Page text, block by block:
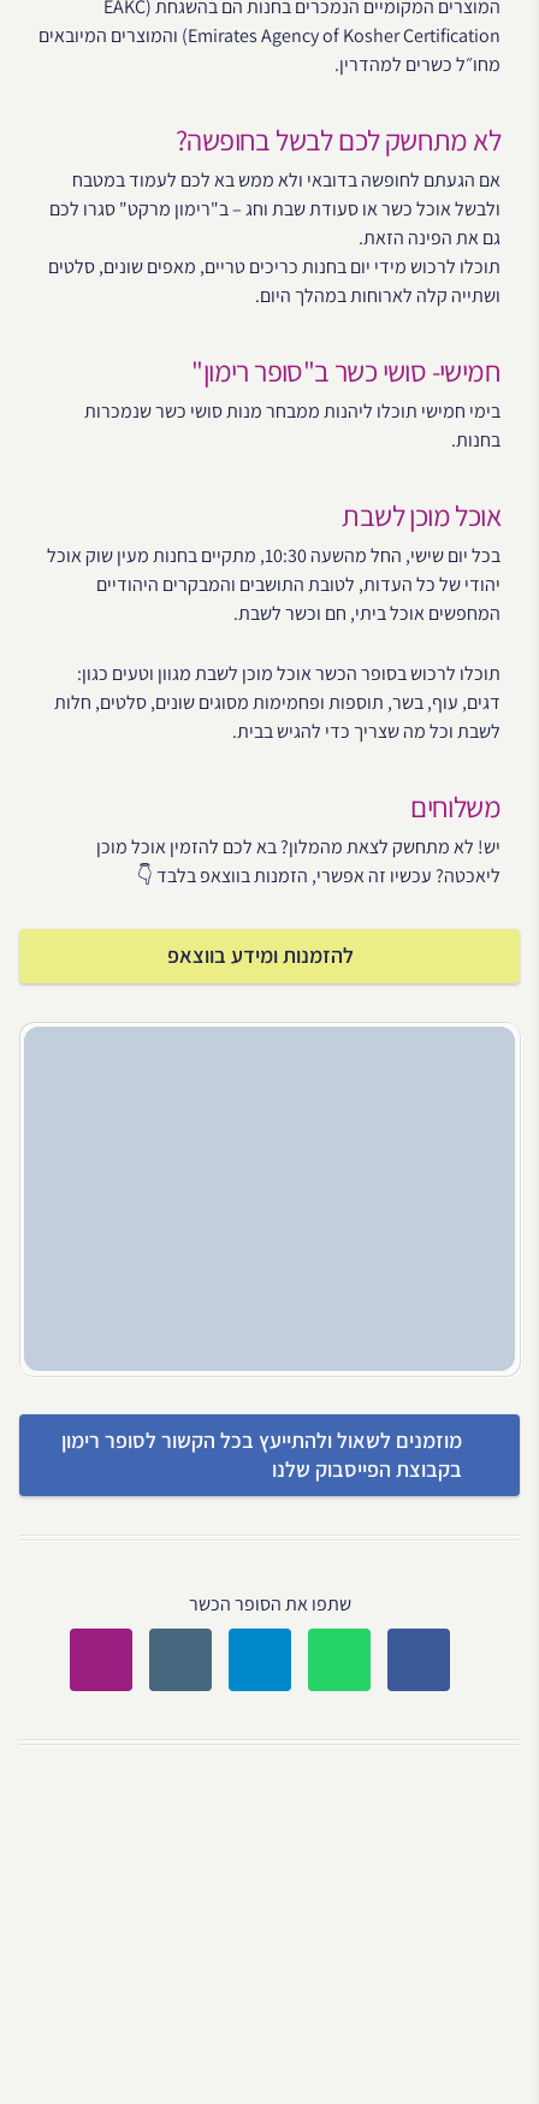
המוצרים המקומיים הנמכרים בחנות הם בהשגחת (EAKC
(Emirates Agency of Kosher Certification והמוצרים המיובאים
מחו״ל כשרים למהדרין.
לא מתחשק לכם לבשל בחופשה?
אם הגעתם לחופשה בדובאי ולא ממש בא לכם לעמוד במטבח
ולבשל אוכל כשר או סעודת שבת וחג – ב"רימון מרקט" סגרו לכם
גם את הפינה הזאת.
תוכלו לרכוש מידי יום בחנות כריכים טריים, מאפים שונים, סלטים
ושתייה קלה לארוחות במהלך היום.
חמישי- סושי כשר ב"סופר רימון"
בימי חמישי תוכלו ליהנות ממבחר מנות סושי כשר שנמכרות
בחנות.
אוכל מוכן לשבת
בכל יום שישי, החל מהשעה 10:30, מתקיים בחנות מעין שוק אוכל
יהודי של כל העדות, לטובת התושבים והמבקרים היהודיים
המחפשים אוכל ביתי, חם וכשר לשבת.
תוכלו לרכוש בסופר הכשר אוכל מוכן לשבת מגוון וטעים כגון:
דגים, עוף, בשר, תוספות ופחמימות מסוגים שונים, סלטים, חלות
לשבת וכל מה שצריך כדי להגיש בבית.
משלוחים
יש! לא מתחשק לצאת מהמלון? בא לכם להזמין אוכל מוכן
ליאכטה? עכשיו זה אפשרי, הזמנות בווצאפ בלבד 👇
להזמנות ומידע בווצאפ
מוזמנים לשאול ולהתייעץ בכל הקשור לסופר רימון
בקבוצת הפייסבוק שלנו
שתפו את הסופר הכשר